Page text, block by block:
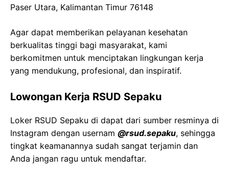
Paser Utara, Kalimantan Timur 76148
Agar dapat memberikan pelayanan kesehatan
berkualitas tinggi bagi masyarakat, kami
berkomitmen untuk menciptakan lingkungan kerja
yang mendukung, profesional, dan inspiratif.
Lowongan Kerja RSUD Sepaku
Loker RSUD Sepaku di dapat dari sumber resminya di
Instagram dengan usernam @rsud.sepaku, sehingga
tingkat keamanannya sudah sangat terjamin dan
Anda jangan ragu untuk mendaftar.